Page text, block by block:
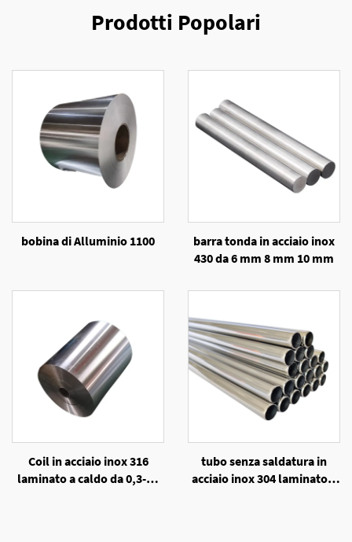
Prodotti Popolari
bobina di Alluminio 1100
barra tonda in acciaio inox
430 da 6 mm 8 mm 10 mm
Coil in acciaio inox 316
laminato a caldo da 0,3-10
tubo senza saldatura in
acciaio inox 304 laminato a